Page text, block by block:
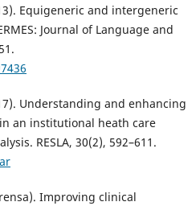
Equigeneric and intergeneric
Journal of Language and
Understanding and enhancing
an institutional heath care
RESLA, 30(2), 592–611.
Improving clinical